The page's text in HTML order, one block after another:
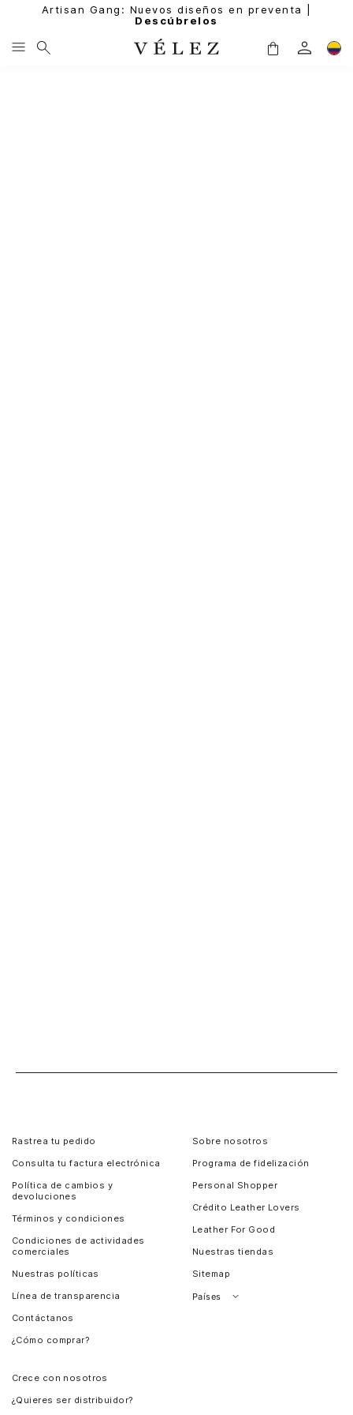
Artisan Gang: Nuevos diseños en preventa |
Descúbrelos
Rastrea tu pedido
Consulta tu factura electrónica
Política de cambios y
devoluciones
Términos y condiciones
Condiciones de actividades
comerciales
Nuestras políticas
Línea de transparencia
Contáctanos
¿Cómo comprar?
Sobre nosotros
Programa de fidelización
Personal Shopper
Crédito Leather Lovers
Leather For Good
Nuestras tiendas
Sitemap
Países
Crece con nosotros
¿Quieres ser distribuidor?